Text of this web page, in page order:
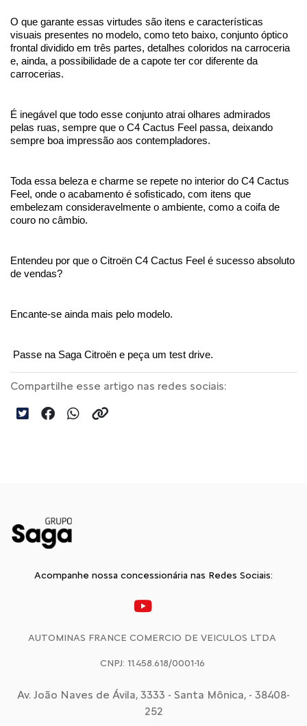
O que garante essas virtudes são itens e características
visuais presentes no modelo, como teto baixo, conjunto óptico
frontal dividido em três partes, detalhes coloridos na carroceria
e, ainda, a possibilidade de a capote ter cor diferente da
carrocerias.
É inegável que todo esse conjunto atrai olhares admirados
pelas ruas, sempre que o C4 Cactus Feel passa, deixando
sempre boa impressão aos contempladores.
Toda essa beleza e charme se repete no interior do C4 Cactus
Feel, onde o acabamento é sofisticado, com itens que
embelezam consideravelmente o ambiente, como a coifa de
couro no câmbio.
Entendeu por que o Citroën C4 Cactus Feel é sucesso absoluto
de vendas?
Encante-se ainda mais pelo modelo.
Passe na Saga Citroën e peça um test drive.
Compartilhe esse artigo nas redes sociais:
Acompanhe nossa concessionária nas Redes Sociais:
AUTOMINAS FRANCE COMERCIO DE VEICULOS LTDA
CNPJ: 11.458.618/0001-16
Av. João Naves de Ávila, 3333 - Santa Mônica, - 38408-
252